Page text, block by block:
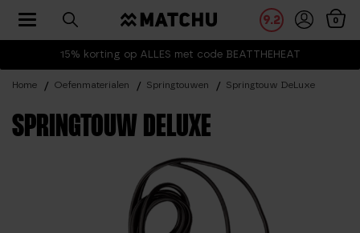
15% korting op ALLES met code BEATTHEHEAT
9.2 0
Toggle navigation
Home Oefenmaterialen Springtouwen Springtouw DeLuxe
SPRINGTOUW DELUXE